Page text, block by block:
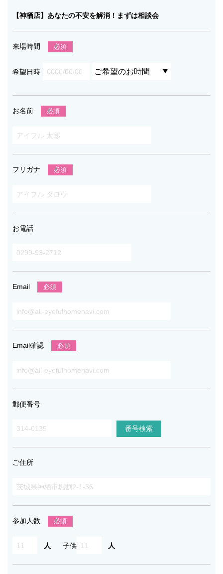
【神栖店】あなたの不安を解消！まずは相談会
来場時間 必須
希望日時
お名前 必須
フリガナ 必須
お電話
Email 必須
Email確認 必須
郵便番号
ご住所
参加人数 必須
人 子供 人